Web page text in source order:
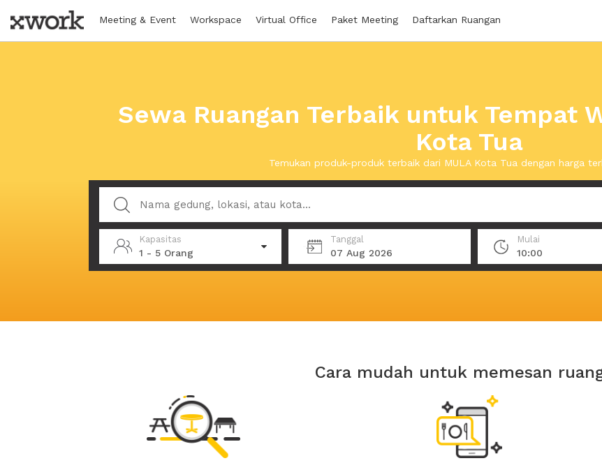
Meeting & Event Workspace Virtual Office Paket Meeting Daftarkan Ruangan
Sewa Ruangan Terbaik untuk Tempat
Kota Tua
Temukan produk-produk terbaik dari MULA Kota Tua dengan harga
Kapasitas
1 - 5 Orang
Tanggal
07 Aug 2026
Mulai
10:00
Cara mudah untuk memesan